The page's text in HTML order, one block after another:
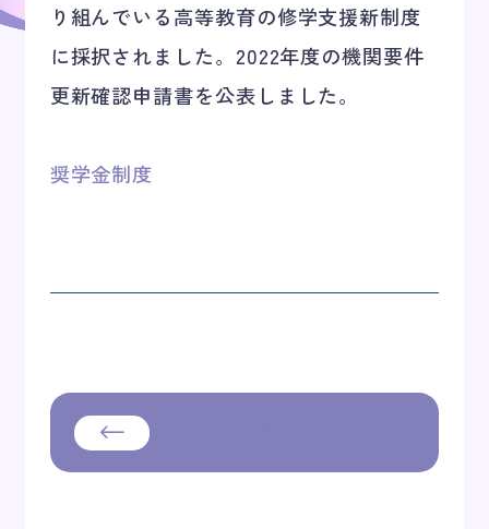
アクセス
り組んでいる高等教育の修学支援新制度
に採択されました。2022年度の機関要件
更新確認申請書を公表しました。
奨学金制度
お知らせ一覧へ